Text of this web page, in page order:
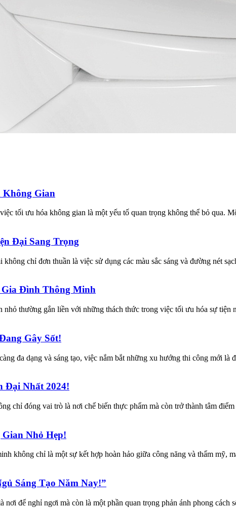
Không Gian
tối ưu hóa không gian là một yếu tố quan trọng không thể bỏ qua.
Đại Sang Trọng
chỉ đơn thuần là việc sử dụng các màu sắc sáng và đường nét
Đình Thông Minh
thường gắn liền với những thách thức trong việc tối ưu hóa sự tiện
Gây Sốt!
đa dạng và sáng tạo, việc nắm bắt những xu hướng thi công mới là
Đại Nhất 2024!
chỉ đóng vai trò là nơi chế biến thực phẩm mà còn trở thành tâm
Nhỏ Hẹp!
không chỉ là một sự kết hợp hoàn hảo giữa công năng và thẩm mỹ,
Sáng Tạo Năm Nay!”
để nghỉ ngơi mà còn là một phần quan trọng phản ánh phong